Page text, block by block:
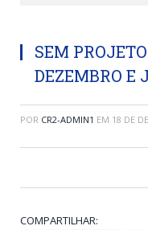
SEM
DEZEMBRO E
POR CR2-ADMIN1 EM 18 DE
COMPARTILHAR: